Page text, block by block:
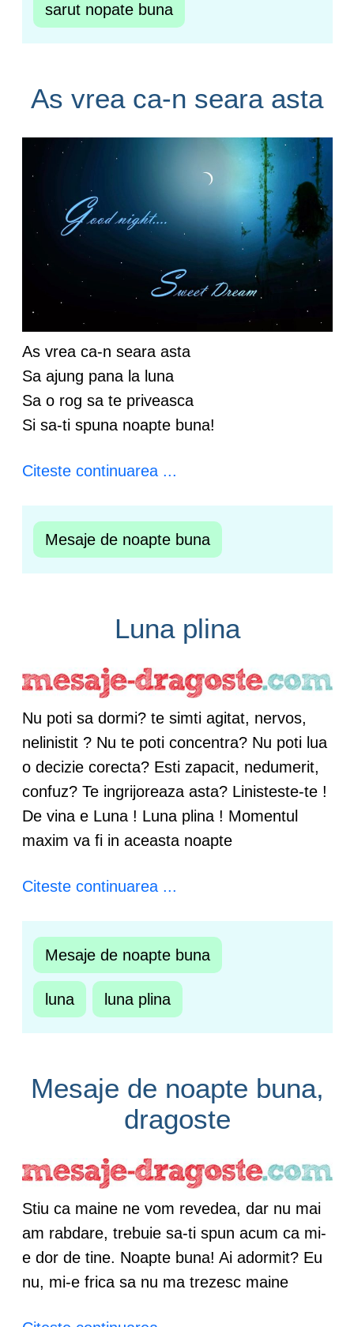
sarut nopate buna
As vrea ca-n seara asta
As vrea ca-n seara asta
Sa ajung pana la luna
Sa o rog sa te priveasca
Si sa-ti spuna noapte buna!
Citeste continuarea ...
Mesaje de noapte buna
Luna plina
Nu poti sa dormi? te simti agitat, nervos,
nelinistit ? Nu te poti concentra? Nu poti lua
o decizie corecta? Esti zapacit, nedumerit,
confuz? Te ingrijoreaza asta? Linisteste-te !
De vina e Luna ! Luna plina ! Momentul
maxim va fi in aceasta noapte
Citeste continuarea ...
Mesaje de noapte buna
luna luna plina
Mesaje de noapte buna,
dragoste
Stiu ca maine ne vom revedea, dar nu mai
am rabdare, trebuie sa-ti spun acum ca mi-
e dor de tine. Noapte buna! Ai adormit? Eu
nu, mi-e frica sa nu ma trezesc maine